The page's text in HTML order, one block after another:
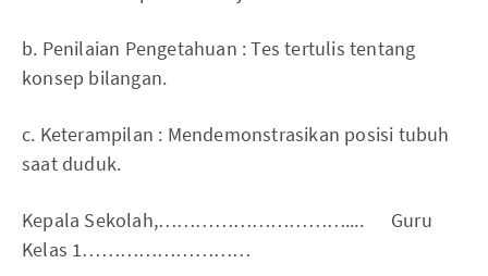
b. Penilaian Pengetahuan : Tes tertulis tentang
konsep bilangan.
c. Keterampilan : Mendemonstrasikan posisi tubuh
saat duduk.
Kepala Sekolah,………………………….... Guru
Kelas 1………………………